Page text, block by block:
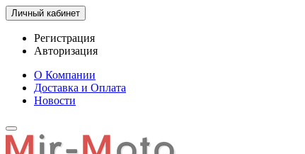
Личный кабинет
Регистрация
Авторизация
О Компании
Доставка и Оплата
Новости